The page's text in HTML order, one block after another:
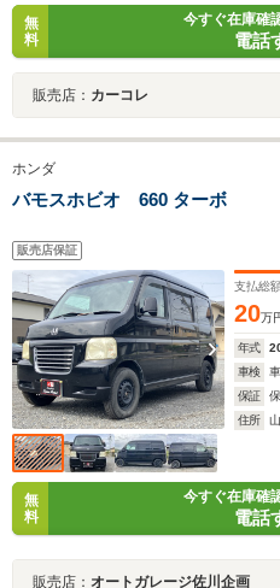
無
料
今すぐ在庫確
電話
販売店： カーコレ
ホンダ
バモスホビオ 660 ターボ
販売店保証
支払総
20万
年式
車検
保証
住所
無
料
今すぐ在庫確
電話
販売店： オートガレージ佐川企画